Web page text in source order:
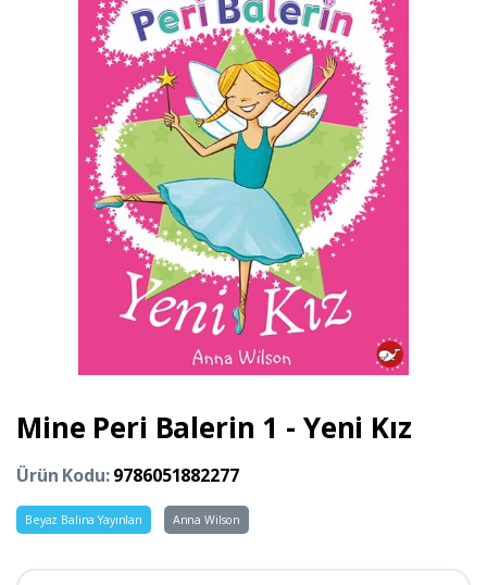
Mine Peri Balerin 1 - Yeni Kız
Ürün Kodu:9786051882277
Beyaz Balina Yayınları Anna Wilson